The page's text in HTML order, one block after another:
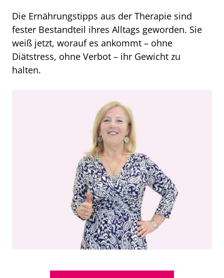
Die Ernährungstipps aus der Therapie sind
fester Bestandteil ihres Alltags geworden. Sie
weiß jetzt, worauf es ankommt – ohne
Diätstress, ohne Verbot – ihr Gewicht zu
halten.